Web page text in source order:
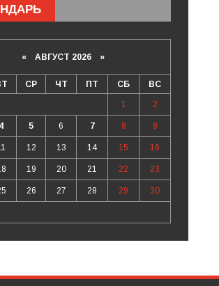
«АВГУСТ 2026 »
СР ЧТ ПТ СБ ВС
1 2
4 5 6 7 8 9
12 13 14 15 16
19 20 21 22 23
26 27 28 29 30